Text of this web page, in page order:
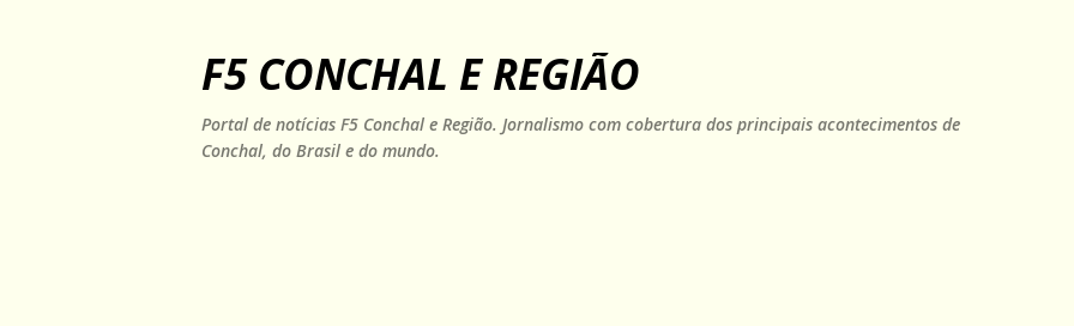
F5 CONCHAL E REGIÃO
Portal de notícias F5 Conchal e Região. Jornalismo com cobertura dos principais acontecimentos de
Conchal, do Brasil e do mundo.